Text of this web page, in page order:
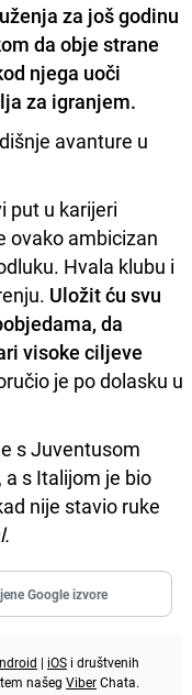
za još godinu
da obje strane
njega uoči
za igranjem.
avanture u
put u karijeri
ovako ambicizan
Hvala klubu i
Uložit ću svu
da
visoke ciljeve
je po dolasku u
s Juventusom
s Italijom je bio
nije stavio ruke
Google izvore
| iOS i društvenih
našeg ViberChata.